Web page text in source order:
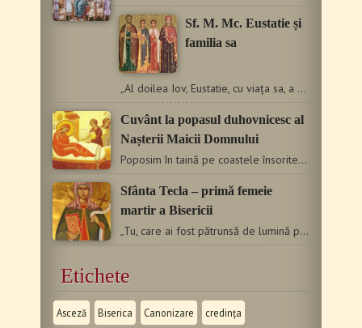
Sf. M. Mc. Eustatie și
familia sa
„Al doilea Iov, Eustatie, cu viața sa, a pus înaintea noastră…
Cuvânt la popasul duhovnicesc al
Nașterii Maicii Domnului
Poposim în taină pe coastele însorite ale Nazaretului, iubite…
Sfânta Tecla – primă femeie
martir a Bisericii
„Tu, care ai fost pătrunsă de lumină prin cuvintele lui…
Etichete
Asceză Biserica Canonizare credința